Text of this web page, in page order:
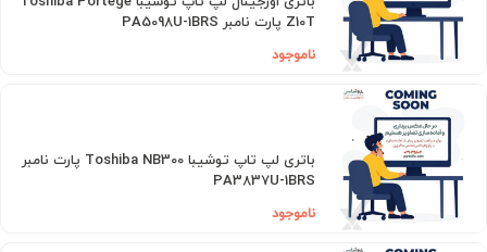
Z10T پارت نامبر PA5098U-1BRS
ناموجود
باتری لپ تاپ توشیبا Toshiba NB300 پارت نامبر
PA3837U-1BRS
ناموجود